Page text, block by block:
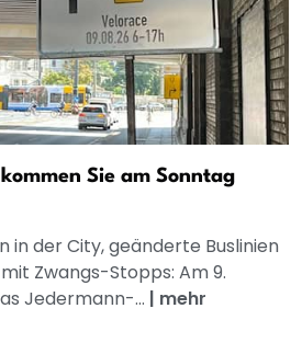
Sie am Sonntag
der City, geänderte Buslinien
Zwangs-Stopps: Am 9.
Jedermann-... | mehr